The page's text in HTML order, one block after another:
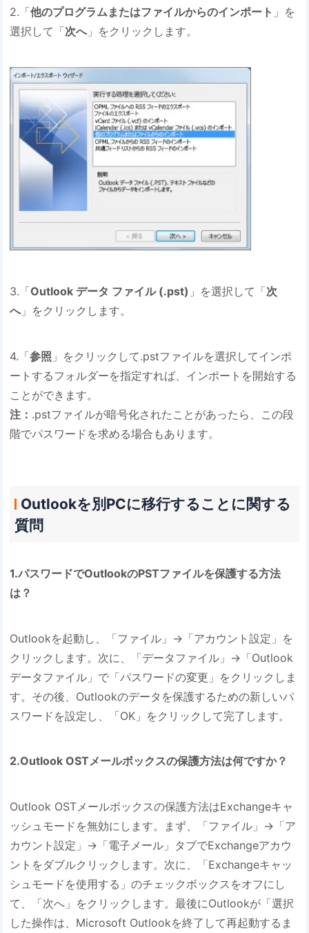
2.「他のプログラムまたはファイルからのインポート 」を
選択して「次へ」をクリックします。
3.「Outlook データ ファイル (.pst) 」を選択して「次
へ」をクリックします。
4.「参照 」をクリックして.pstファイルを選択してインポ
ートするフォルダーを指定すれば、インポートを開始する
ことができます。
注： .pstファイルが暗号化されたことがあったら、この段
階でパスワードを求める場合もあります。
Outlookを別PCに移行することに関する
質問
1.パスワードでOutlookのPSTファイルを保護する方法
は？
Outlookを起動し、「ファイル」→「アカウント設定」を
クリックします。次に、「データファイル」→「Outlook
データファイル」で「パスワードの変更」をクリックしま
す。その後、Outlookのデータを保護するための新しいパ
スワードを設定し、「OK」をクリックして完了します。
2.Outlook OSTメールボックスの保護方法は何ですか？
Outlook OSTメールボックスの保護方法はExchangeキャ
ッシュモードを無効にします。まず、「ファイル」→「ア
カウント設定」→「電子メール」タブでExchangeアカウ
ントをダブルクリックします。次に、「Exchangeキャッ
シュモードを使用する」のチェックボックスをオフにし
て、「次へ」をクリックします。最後にOutlookが「選択
した操作は、Microsoft Outlookを終了して再起動するま